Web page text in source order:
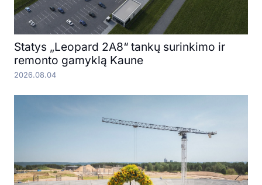
Statys „Leopard 2A8“ tankų surinkimo ir
remonto gamyklą Kaune
2026.08.04